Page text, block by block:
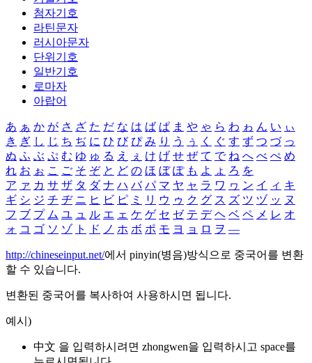
첨자기호
라틴문자
러시아문자
단위기호
일반기호
로마자
아랍어
あ ぁ か が さ ざ た だ な は ば ぱ ま や ゃ ら わ ゎ ん い ぃ
き ぎ し じ ち ぢ に ひ び ぴ み り う ぅ く ぐ す ず つ づ っ
ぬ ふ ぶ ぷ む ゆ ゅ る え ぇ け げ せ ぜ て で ね へ べ ぺ め
れ お ぉ こ ご そ ぞ と ど の ほ ぼ ぽ も よ ょ ろ を
ア ァ カ サ ザ タ ダ ナ ハ バ パ マ ヤ ャ ラ ワ ヮ ン イ ィ キ
ギ シ ジ チ ヂ ニ ヒ ビ ピ ミ リ ウ ゥ ク グ ス ズ ツ ヅ ッ ヌ
フ ブ プ ム ユ ュ ル エ ェ ケ ゲ セ ゼ テ デ ヘ ベ ペ メ レ オ
ォ コ ゴ ソ ゾ ト ド ノ ホ ボ ポ モ ヨ ョ ロ ヲ ―
http://chineseinput.net/에서 pinyin(병음)방식으로 중국어를 변환
할 수 있습니다.
변환된 중국어를 복사하여 사용하시면 됩니다.
예시)
中文 을 입력하시려면 zhongwen을 입력하시고 space를